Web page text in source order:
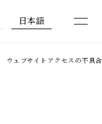
日本語
ウェブサイトアクセスの不具